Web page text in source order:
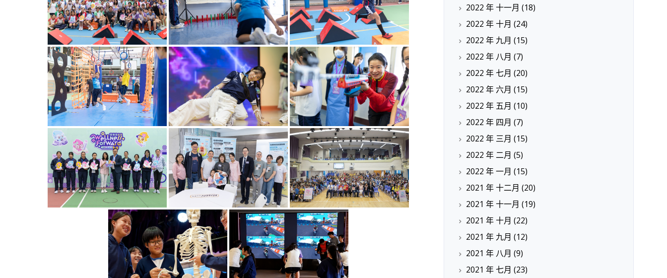
2022 年 十一月 (18)
2022 年 十月 (24)
2022 年 九月 (15)
2022 年 八月 (7)
2022 年 七月 (20)
2022 年 六月 (15)
2022 年 五月 (10)
2022 年 四月 (7)
2022 年 三月 (15)
2022 年 二月 (5)
2022 年 一月 (15)
2021 年 十二月 (20)
2021 年 十一月 (19)
2021 年 十月 (22)
2021 年 九月 (12)
2021 年 八月 (9)
2021 年 七月 (23)